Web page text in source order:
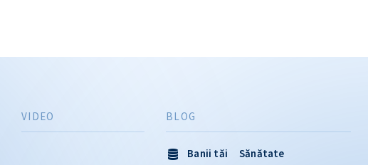
VIDEO BLOG
Banii tăi
Sănătate